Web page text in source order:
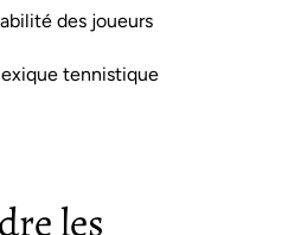
des joueurs
tennistique
les